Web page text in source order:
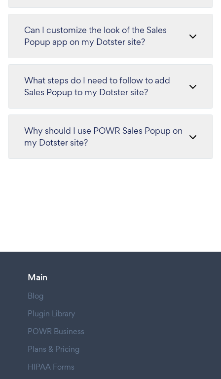
Can I customize the look of the Sales
Popup app on my Dotster site?
What steps do I need to follow to add
Sales Popup to my Dotster site?
Why should I use POWR Sales Popup on
my Dotster site?
Main
Blog
Plugin Library
POWR Business
Plans & Pricing
HIPAA Forms